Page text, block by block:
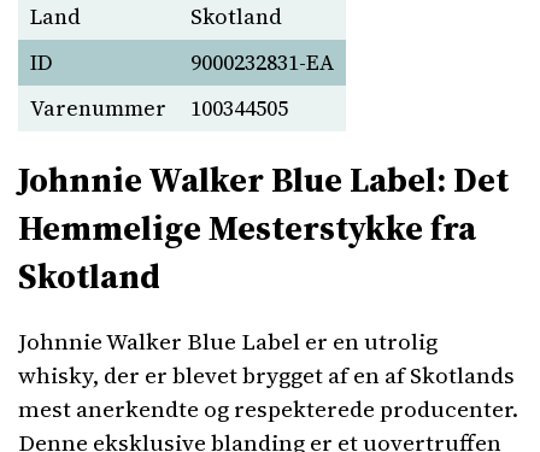
Land
Skotland
ID
9000232831-EA
Varenummer
100344505
Johnnie Walker Blue Label: Det
Hemmelige Mesterstykke fra
Skotland
Johnnie Walker Blue Label er en utrolig
whisky, der er blevet brygget af en af Skotlands
mest anerkendte og respekterede producenter.
Denne eksklusive blanding er et uovertruffen